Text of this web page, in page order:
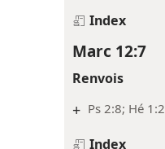
Index
Marc 12:7
Renvois
+ Ps 2:8; Hé 1:2
Index